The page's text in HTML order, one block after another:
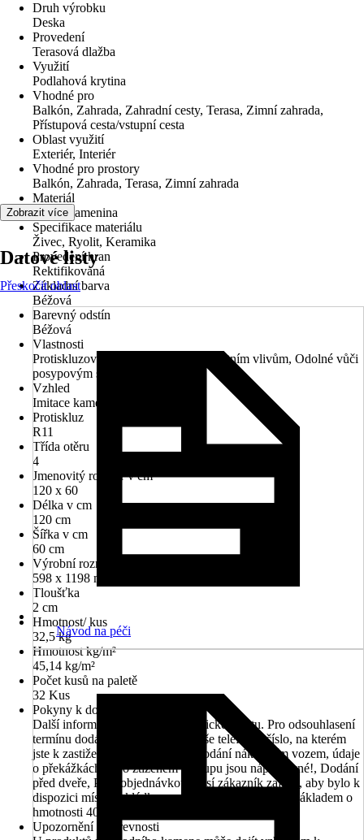
Druh výrobku
Deska
Provedení
Terasová dlažba
Využití
Podlahová krytina
Vhodné pro
Balkón, Zahrada, Zahradní cesty, Terasa, Zimní zahrada,
Přístupová cesta/vstupní cesta
Oblast využití
Exteriér, Interiér
Vhodné pro prostory
Balkón, Zahrada, Terasa, Zimní zahrada
Materiál
Jemná kamenina
Specifikace materiálu
Živec, Ryolit, Keramika
Provedení hran
Rektifikovaná
Základní barva
Béžová
Barevný odstín
Béžová
Vlastnosti
Protiskluzové, Odolný vůči povětrnostním vlivům, Odolné vůči
posypovým solím
Vzhled
Imitace kamene
Protiskluz
R11
Třída otěru
4
Jmenovitý rozměr v cm
120 x 60
Délka v cm
120 cm
Šířka v cm
60 cm
Výrobní rozměr (dxš)
598 x 1198 mm
Tloušťka
2 cm
Hmotnost/ kus
32,5 kg
Hmotnost kg/m²
45,14 kg/m²
Počet kusů na paletě
32 Kus
Pokyny k dodání
Další informace naleznete v technickém listu. Pro odsouhlasení
termínu dodání prosím uveďte Vaše telefonní číslo, na kterém
jste k zastižení v průběhu dne., Dodání nákladním vozem, údaje
o překážkách nebo ztíženém přístupu jsou nápomocné!, Dodání
před dveře, Před objednávkou musí zákazník zajistit, aby bylo k
dispozici místo vykládky pro nákladní automobil s nákladem o
hmotnosti 40 tun.
Upozornění k barevnosti
Zobrazit více
Datové listy
Přeskočit oblast
Návod na péči